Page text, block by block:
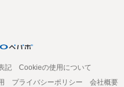
記
Cookieの使用について
プライバシーポリシー 会社概要